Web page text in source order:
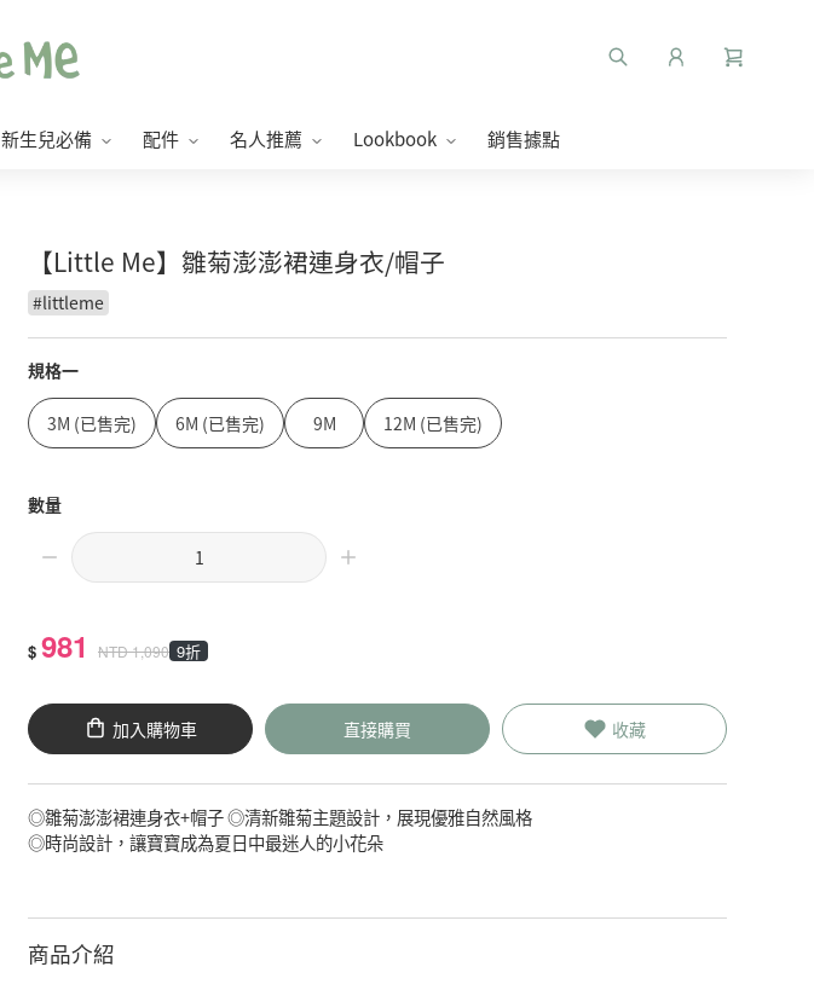
新生兒必備 配件 名人推薦 Lookbook 銷售據點
【Little Me】雛菊澎澎裙連身衣/帽子
#littleme
規格一
3M (已售完) 6M (已售完) 9M 12M (已售完)
數量
$ 981 NTD1,090 9折
加入購物車 直接購買 收藏
◎雛菊澎澎裙連身衣+帽子 ◎清新雛菊主題設計，展現優雅自然風格
◎時尚設計，讓寶寶成為夏日中最迷人的小花朵
商品介紹